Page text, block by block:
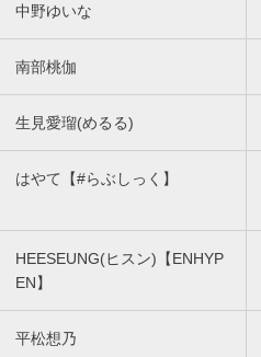
中野ゆいな
南部桃伽
生見愛瑠(めるる)
はやて【#らぶしっく】
HEESEUNG(ヒスン)【ENHYP
EN】
平松想乃